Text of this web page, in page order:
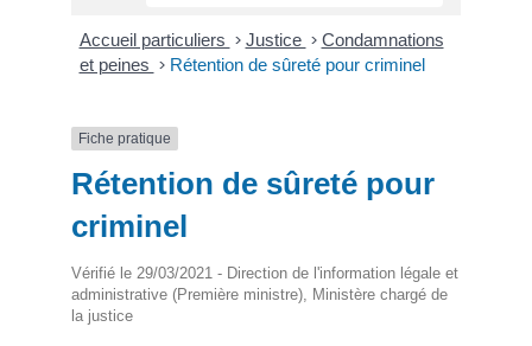
Accueil particuliers > Justice > Condamnations
et peines > Rétention de sûreté pour criminel
Fiche pratique
Rétention de sûreté pour
criminel
Vérifié le 29/03/2021 - Direction de l'information légale et
administrative (Première ministre), Ministère chargé de
la justice